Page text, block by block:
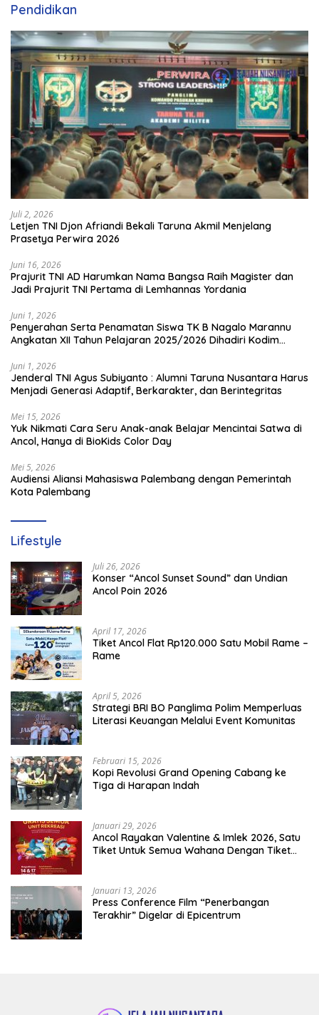
Pendidikan
Juli 2, 2026
Letjen TNI Djon Afriandi Bekali Taruna Akmil Menjelang
Prasetya Perwira 2026
Juni 16, 2026
Prajurit TNI AD Harumkan Nama Bangsa Raih Magister dan
Jadi Prajurit TNI Pertama di Lemhannas Yordania
Juni 1, 2026
Penyerahan Serta Penamatan Siswa TK B Nagalo Marannu
Angkatan XII Tahun Pelajaran 2025/2026 Dihadiri Kodim
Juni 1, 2026
Jenderal TNI Agus Subiyanto : Alumni Taruna Nusantara Harus
Menjadi Generasi Adaptif, Berkarakter, dan Berintegritas
Mei 15, 2026
Yuk Nikmati Cara Seru Anak-anak Belajar Mencintai Satwa di
Ancol, Hanya di BioKids Color Day
Mei 5, 2026
Audiensi Aliansi Mahasiswa Palembang dengan Pemerintah
Kota Palembang
Lifestyle
Juli 26, 2026
Konser “Ancol Sunset Sound” dan Undian
Ancol Poin 2026
April 17, 2026
Tiket Ancol Flat Rp120.000 Satu Mobil Rame –
Rame
April 5, 2026
​Strategi BRI BO Panglima Polim Memperluas
Literasi Keuangan Melalui Event Komunitas
Februari 15, 2026
Kopi Revolusi Grand Opening Cabang ke
Tiga di Harapan Indah
Januari 29, 2026
Ancol Rayakan Valentine & Imlek 2026, Satu
Tiket Untuk Semua Wahana Dengan Tiket
Januari 13, 2026
Press Conference Film “Penerbangan
Terakhir” Digelar di Epicentrum